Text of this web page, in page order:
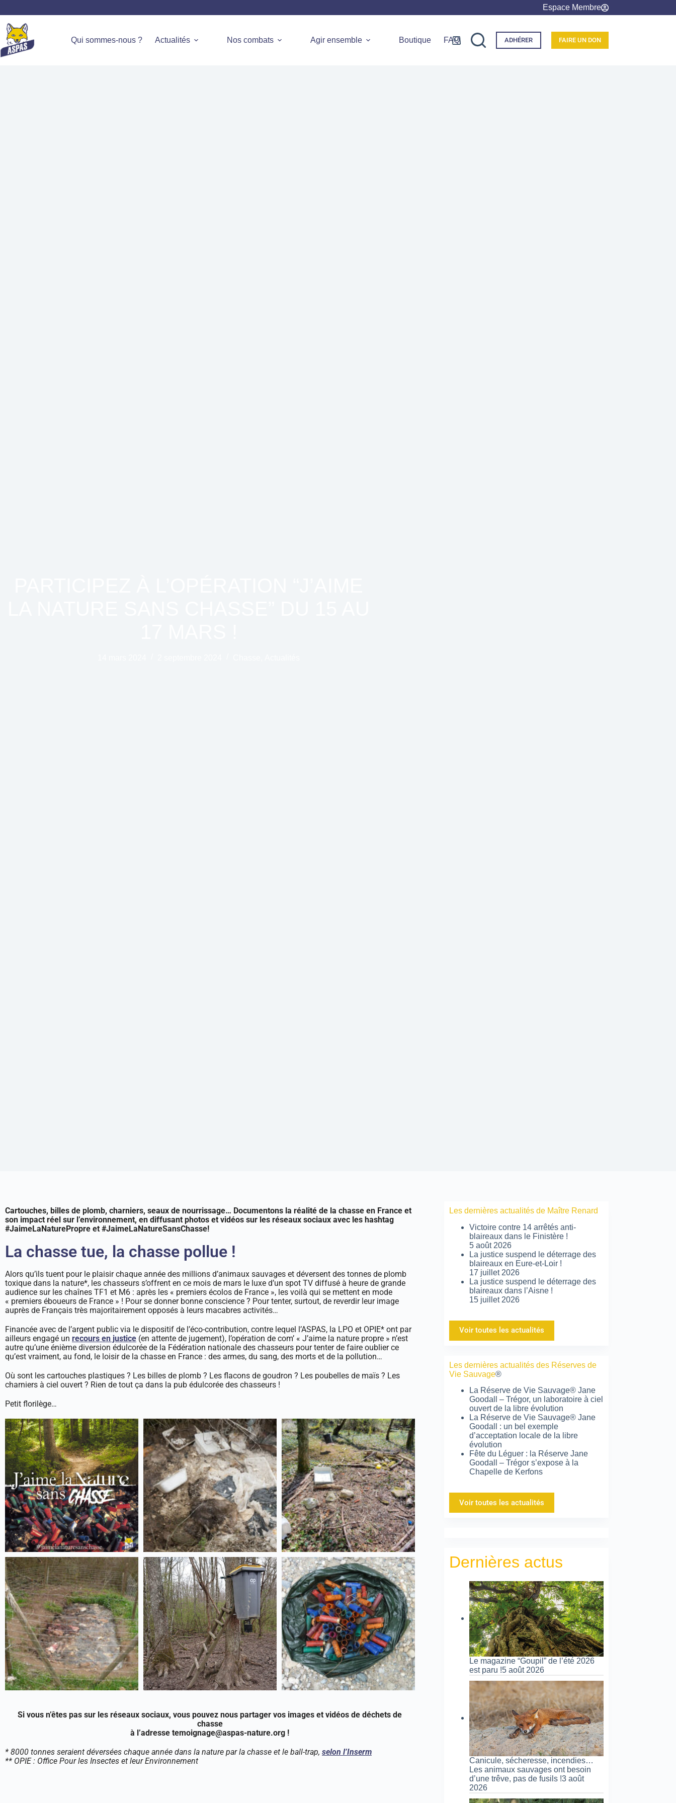
Espace Membre
Qui sommes-nous ? Actualités Nos combats Agir ensemble Boutique FAQ ADHÉRER FAIRE UN DON
Cartouches, billes de plomb, charniers, seaux de nourrissage… Documentons la réalité de la chasse en France et
son impact réel sur l’environnement, en diffusant photos et vidéos sur les réseaux sociaux avec les hashtag
#JaimeLaNaturePropre et #JaimeLaNatureSansChasse!
La chasse tue, la chasse pollue !
Alors qu’ils tuent pour le plaisir chaque année des millions d’animaux sauvages et déversent des tonnes de plomb
toxique dans la nature*, les chasseurs s’offrent en ce mois de mars le luxe d’un spot TV diffusé à heure de grande
audience sur les chaînes TF1 et M6 : après les « premiers écolos de France », les voilà qui se mettent en mode
« premiers éboueurs de France » ! Pour se donner bonne conscience ? Pour tenter, surtout, de reverdir leur image
auprès de Français très majoritairement opposés à leurs macabres activités…
Financée avec de l’argent public via le dispositif de l’éco-contribution, contre lequel l’ASPAS, la LPO et OPIE* ont par
ailleurs engagé un recours en justice (en attente de jugement), l’opération de com’ « J’aime la nature propre » n’est
autre qu’une énième diversion édulcorée de la Fédération nationale des chasseurs pour tenter de faire oublier ce
qu’est vraiment, au fond, le loisir de la chasse en France : des armes, du sang, des morts et de la pollution…
Où sont les cartouches plastiques ? Les billes de plomb ? Les flacons de goudron ? Les poubelles de maïs ? Les
charniers à ciel ouvert ? Rien de tout ça dans la pub édulcorée des chasseurs !
Petit florilège…
Si vous n’êtes pas sur les réseaux sociaux, vous pouvez nous partager vos images et vidéos de déchets de
chasse
à l’adresse temoignage@aspas-nature.org !
* 8000 tonnes seraient déversées chaque année dans la nature par la chasse et le ball-trap, selon l’Inserm
** OPIE : Office Pour les Insectes et leur Environnement
Les dernières actualités de Maître Renard
Victoire contre 14 arrêtés anti-
blaireaux dans le Finistère !
5 août 2026
La justice suspend le déterrage des
blaireaux en Eure-et-Loir !
17 juillet 2026
La justice suspend le déterrage des
blaireaux dans l’Aisne !
15 juillet 2026
Voir toutes les actualités
Les dernières actualités des Réserves de
Vie Sauvage®
La Réserve de Vie Sauvage® Jane
Goodall – Trégor, un laboratoire à ciel
ouvert de la libre évolution
La Réserve de Vie Sauvage® Jane
Goodall : un bel exemple
d’acceptation locale de la libre
évolution
Fête du Léguer : la Réserve Jane
Goodall – Trégor s’expose à la
Chapelle de Kerfons
Voir toutes les actualités
Dernières actus
Le magazine “Goupil” de l’été 2026
est paru !5 août 2026
Canicule, sécheresse, incendies…
Les animaux sauvages ont besoin
d’une trêve, pas de fusils !3 août
2026